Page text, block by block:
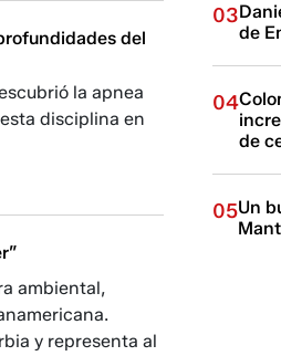
del
la apnea
disciplina en
ambiental,
y representa al
03
de
04
de
05Un